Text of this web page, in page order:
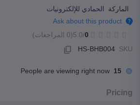
الماركة
الحمادي للإلكترونيات
Ask about this product
0
/5.0
(0 المراجعات)
SKU
HS-BHB004
15
People are viewing right now
Pricing